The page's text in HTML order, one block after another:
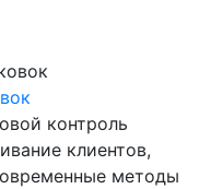
контроль
клиентов,
методы